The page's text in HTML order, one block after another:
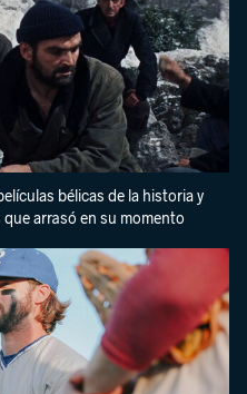
bélicas de la historia y
arrasó en su momento